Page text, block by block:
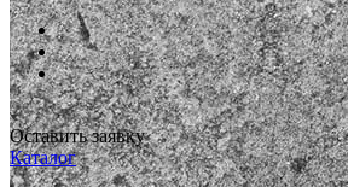
Оставить заявку
Каталог